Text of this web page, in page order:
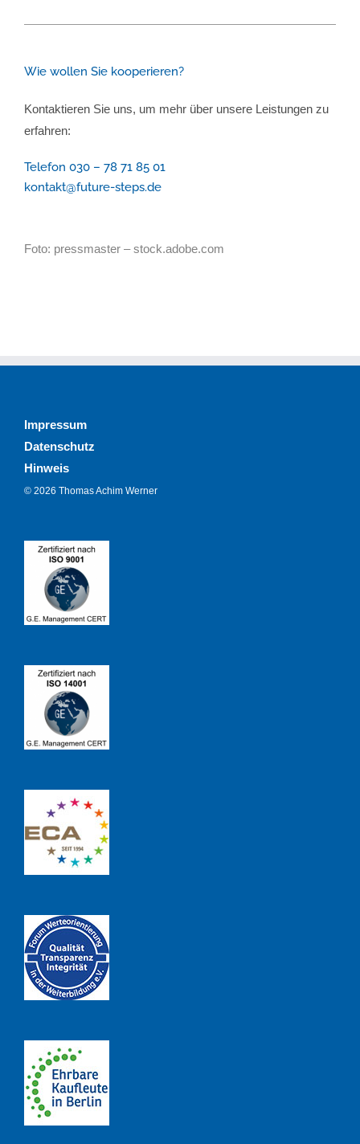
Wie wollen Sie kooperieren?
Kontaktieren Sie uns, um mehr über unsere Leistungen zu
erfahren:
Telefon 030 – 78 71 85 01
kontakt@future-steps.de
Foto: pressmaster – stock.adobe.com
Impressum
Datenschutz
Hinweis
© 2026 Thomas Achim Werner